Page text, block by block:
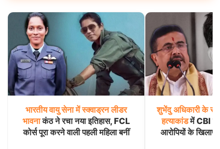
भारतीय वायु सेना में स्क्वाड्रन लीडर
भावनाकंठ ने रचा नया इतिहास, FCL
कोर्स पूरा करने वाली पहली महिला बनीं
शुभेंदु अधिकारी के
हत्याकांडमें CBI
आरोपियों के खिलाफ